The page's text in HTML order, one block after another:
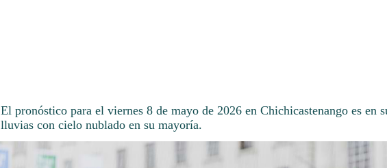
El pronóstico para el viernes 8 de mayo de 2026 en Chichicastenango es en
lluvias con cielo nublado en su mayoría.